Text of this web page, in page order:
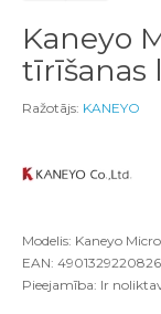
Kaneyo
tīrīšanas
Ražotājs: KANEYO
Modelis: Kaneyo
EAN: 4901329220826
Pieejamība: Ir